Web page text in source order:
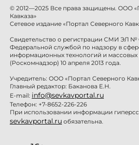
© 2012—2025 Все права защищены. ООО
Кавказа»
Сетевое издание «Портал Северного
Свидетельство о регистрации СМИ ЭЛ №
Федеральной службой по надзору в
информационных технологий и
(Роскомнадзор) 10 апреля 2013 года.
Учредитель: ООО «Портал Северного
Главный редактор: Баканова Е.Н.
E-mail: info@sevkavportal.ru
Телефон: +7-8652-226-226
При использовании информации
sevkavportal.ru обязательна.